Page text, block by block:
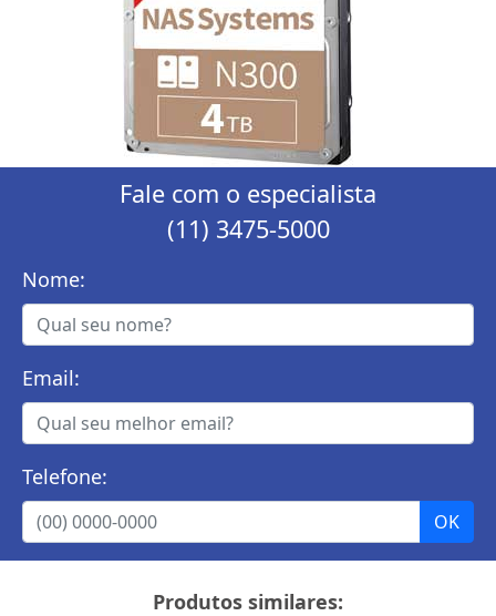
Fale com o especialista
(11) 3475-5000
Nome:
Email:
Telefone:
Produtos similares: